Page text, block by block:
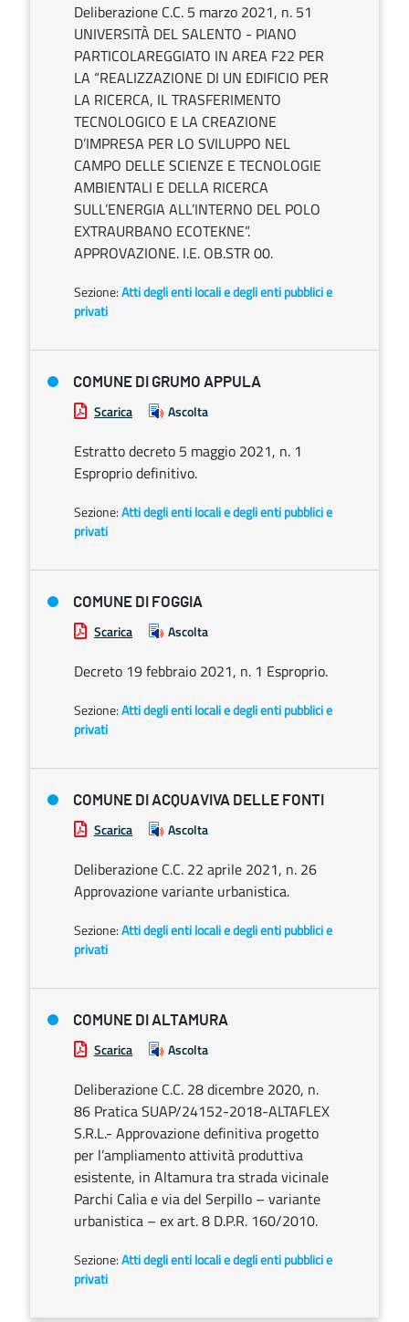
Deliberazione C.C. 5 marzo 2021, n. 51
UNIVERSITÀ DEL SALENTO - PIANO
PARTICOLAREGGIATO IN AREA F22 PER
LA “REALIZZAZIONE DI UN EDIFICIO PER
LA RICERCA, IL TRASFERIMENTO
TECNOLOGICO E LA CREAZIONE
D’IMPRESA PER LO SVILUPPO NEL
CAMPO DELLE SCIENZE E TECNOLOGIE
AMBIENTALI E DELLA RICERCA
SULL’ENERGIA ALL’INTERNO DEL POLO
EXTRAURBANO ECOTEKNE”.
APPROVAZIONE. I.E. OB.STR 00.
Sezione:Atti degli enti locali e degli enti pubblici e
privati
COMUNE DI GRUMO APPULA
Scarica Ascolta
Estratto decreto 5 maggio 2021, n. 1
Esproprio definitivo.
Sezione:Atti degli enti locali e degli enti pubblici e
privati
COMUNE DI FOGGIA
Scarica Ascolta
Decreto 19 febbraio 2021, n. 1 Esproprio.
Sezione:Atti degli enti locali e degli enti pubblici e
privati
COMUNE DI ACQUAVIVA DELLE FONTI
Scarica Ascolta
Deliberazione C.C. 22 aprile 2021, n. 26
Approvazione variante urbanistica.
Sezione:Atti degli enti locali e degli enti pubblici e
privati
COMUNE DI ALTAMURA
Scarica Ascolta
Deliberazione C.C. 28 dicembre 2020, n.
86 Pratica SUAP/24152-2018-ALTAFLEX
S.R.L.- Approvazione definitiva progetto
per l’ampliamento attività produttiva
esistente, in Altamura tra strada vicinale
Parchi Calia e via del Serpillo – variante
urbanistica – ex art. 8 D.P.R. 160/2010.
Sezione:Atti degli enti locali e degli enti pubblici e
privati